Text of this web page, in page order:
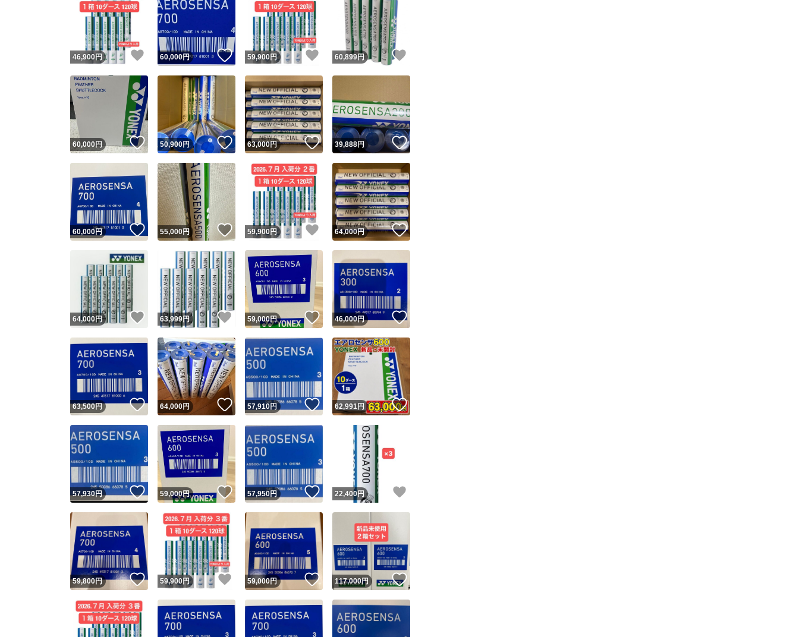
安心発送 このユーザーは設定した発送日数内に発送しています
46,900円 いいね！
60,000円 いいね！
59,900円 いいね！
60,899円
60,000円 いいね！
50,900円 いいね！
63,000円 いいね！
39,888円 いいね！
60,000円 いいね！
55,000円 いいね！
59,900円 いいね！
64,000円 いいね！
64,000円 いいね！
63,999円 いいね！
59,000円 いいね！
46,000円
63,500円 いいね！
64,000円 いいね！
57,910円 いいね！
62,991円 いいね！
57,930円 いいね！
59,000円 いいね！
57,950円 いいね！
22,400円
59,800円 いいね！
59,900円 いいね！
59,000円 いいね！
117,000円